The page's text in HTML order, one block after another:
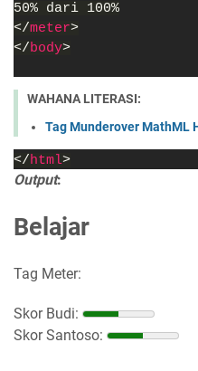
50% dari 100%
</meter>
</body>
WAHANA LITERASI:
Tag Munderover MathML
</html>
Output:
Belajar
Tag Meter:
Skor Budi:
Skor Santoso: